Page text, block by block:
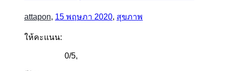
attapon, 15 พฤษภา 2020, สุขภาพ
ให้คะแนน:
0/5,